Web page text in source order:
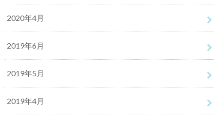
2020年4月
2019年6月
2019年5月
2019年4月